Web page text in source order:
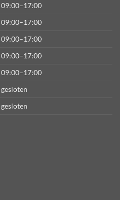
09:00–17:00
09:00–17:00
09:00–17:00
09:00–17:00
09:00–17:00
gesloten
gesloten